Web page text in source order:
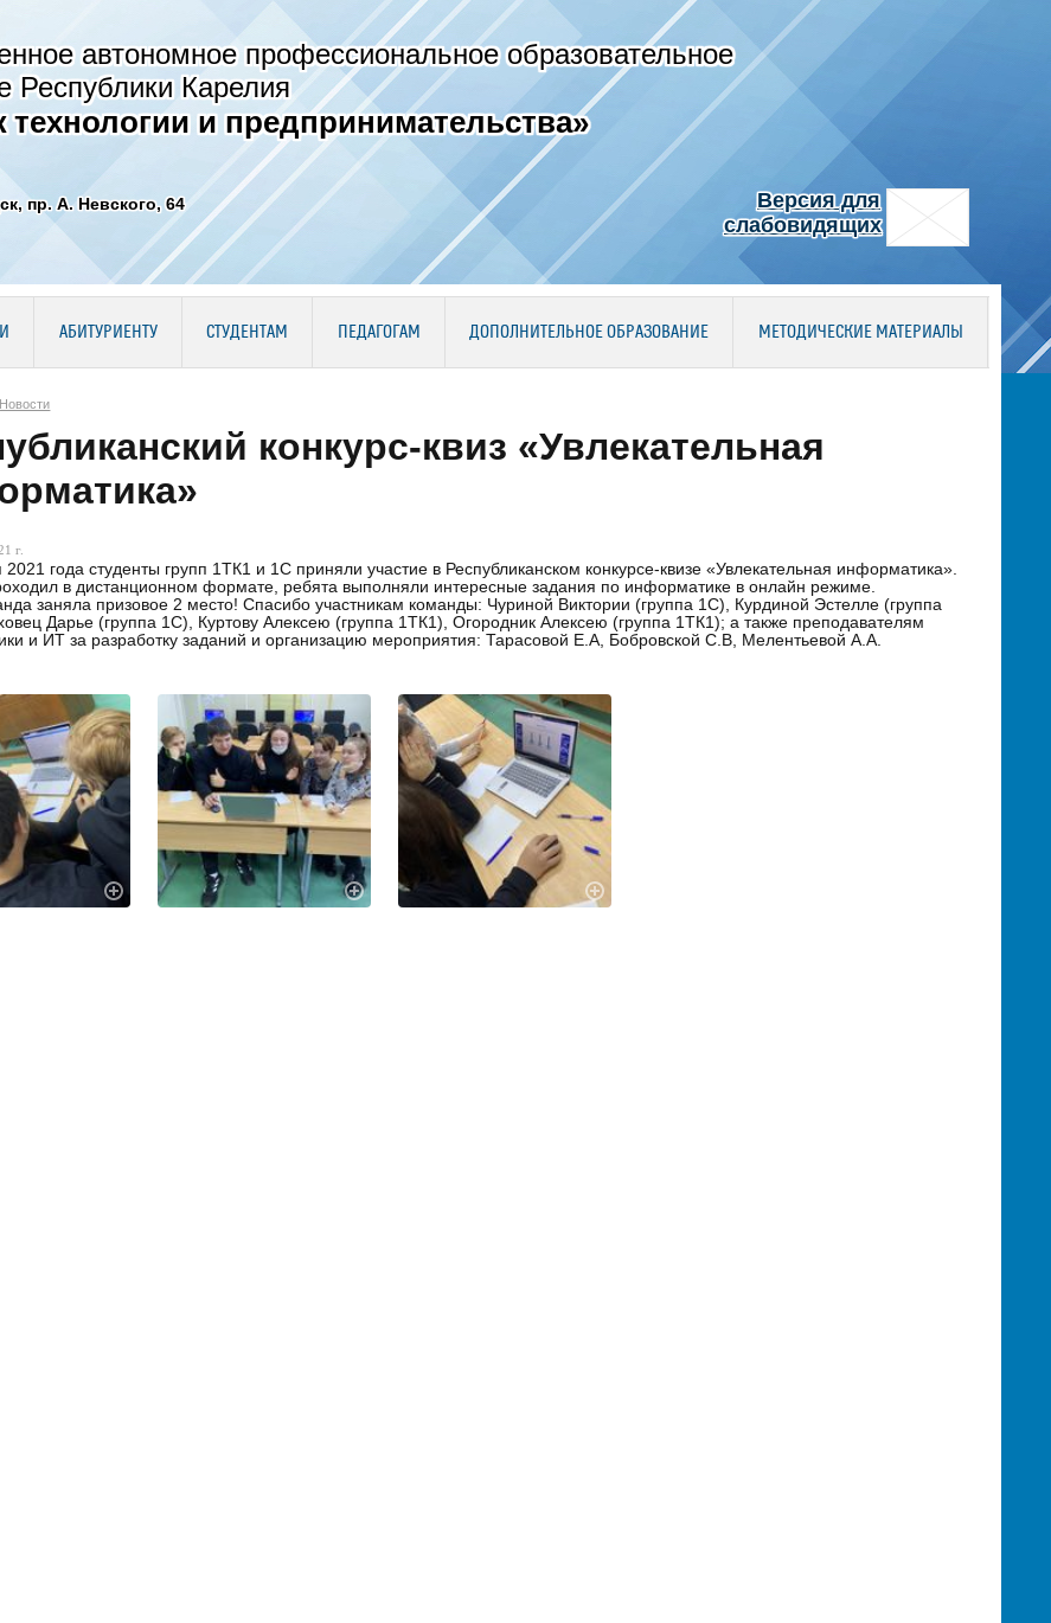
автономное профессиональное образовательное
Республики Карелия
и предпринимательства»
пр. А. Невского, 64
Версия для
слабовидящих
АБИТУРИЕНТУ СТУДЕНТАМ ПЕДАГОГАМ ДОПОЛНИТЕЛЬНОЕ ОБРАЗОВАНИЕ МЕТОДИЧЕСКИЕ МАТЕРИАЛЫ
Новости
конкурс-квиз «Увлекательная
г.
2021 года студенты групп 1ТК1 и 1С приняли участие в Республиканском конкурсе-квизе «Увлекательная информатика».
в дистанционном формате, ребята выполняли интересные задания по информатике в онлайн режиме.
заняла призовое 2 место! Спасибо участникам команды: Чуриной Виктории (группа 1С), Курдиной Эстелле (группа
Дарье (группа 1С), Куртову Алексею (группа 1ТК1), Огородник Алексею (группа 1ТК1); а также преподавателям
и ИТ за разработку заданий и организацию мероприятия: Тарасовой Е.А, Бобровской С.В, Мелентьевой А.А.